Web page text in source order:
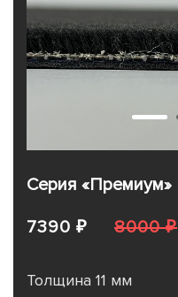
Серия «Премиум»
7390 ₽
8000 ₽
Толщина 11 мм